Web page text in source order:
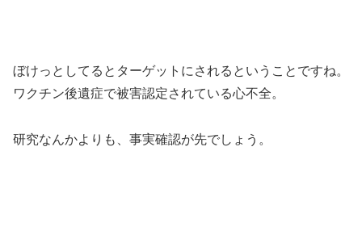
ぼけっとしてるとターゲットにされるということですね。
ワクチン後遺症で被害認定されている心不全。
研究なんかよりも、事実確認が先でしょう。